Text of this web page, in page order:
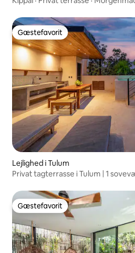
Gæstefavorit
Gæstefavorit
Lejlighed i Tulum
Privat tagterrasse i Tulum | 1
Gæstefavorit
Gæstefavorit